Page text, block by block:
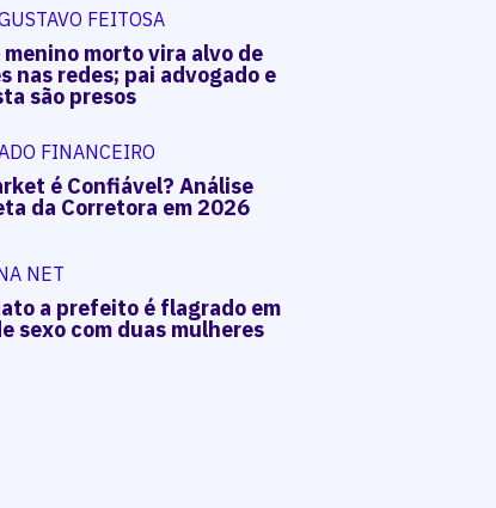
FEITOSA
menino morto vira alvo de
nas redes; pai advogado e
são presos
FINANCEIRO
é Confiável? Análise
da Corretora em 2026
NET
a prefeito é flagrado em
sexo com duas mulheres